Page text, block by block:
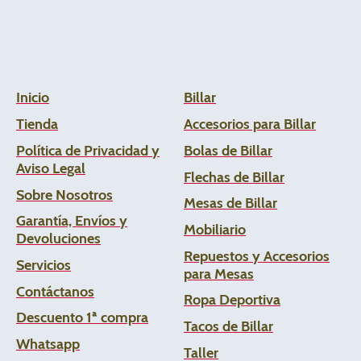
Inicio
Tienda
Política de Privacidad y
Aviso Legal
Sobre Nosotros
Garantía, Envíos y
Devoluciones
Servicios
Contáctanos
Descuento 1ª compra
Whatsapp
Billar
Accesorios para Billar
Bolas de Billar
Flechas de Billar
Mesas de Billar
Mobiliario
Repuestos y Accesorios
para Mesas
Ropa Deportiva
Tacos de Billar
Taller